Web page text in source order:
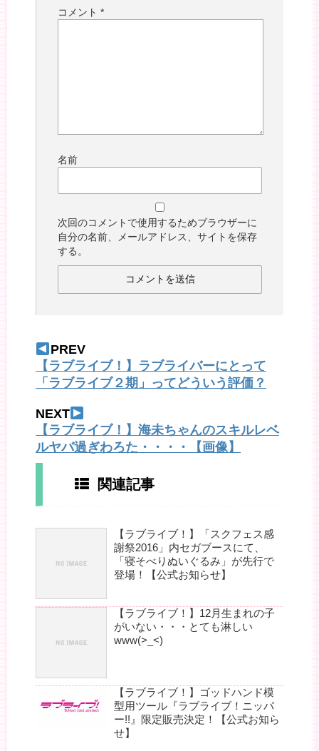
コメント *
名前
次回のコメントで使用するためブラウザーに
自分の名前、メールアドレス、サイトを保存
する。
PREV
【ラブライブ！】ラブライバーにとって
「ラブライブ２期」ってどういう評価？
NEXT
【ラブライブ！】海未ちゃんのスキルレベ
ルヤバ過ぎわろた・・・・【画像】
関連記事
【ラブライブ！】「スクフェス感
謝祭2016」内セガブースにて、
「寝そべりぬいぐるみ」が先行で
登場！【公式お知らせ】
【ラブライブ！】12月生まれの子
がいない・・・とても淋しい
www(>_<)
【ラブライブ！】ゴッドハンド模
型用ツール『ラブライブ！ニッパ
ー!!』限定販売決定！【公式お知ら
せ】